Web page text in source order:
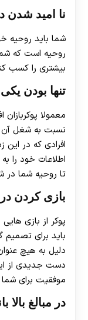
نا امید شدن
شما باید روحیه
روحیه است که
بیشتری را کسب
تنها بودن
معمولا
نسبت به شغل آن
افرادی که در این
اطلاعات خود را
تا روحیه شما در
بازی کردن
پوکر از بازی
باید برای تصمیم
دلیل به هیچ
دست جدیدی از
موفقیت برای
در مبالغ